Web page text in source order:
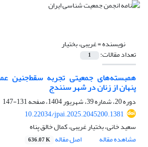
نویسنده =غریبی، بختیار
تعداد مقالات: 1
همبسته‌های جمعیتی تجربه سقط‌جنین
پنهان از زنان در شهر سنندج
دوره 20، شماره 39، شهریور 1404، صفحه
131-147
10.22034/jpai.2025.2045200.1381
سعید خانی، بختیار غریبی، کمال خالق پناه
مشاهده مقاله
اصل مقاله 636.07 K